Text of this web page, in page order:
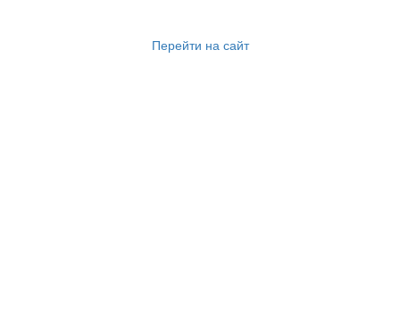
Перейти на сайт